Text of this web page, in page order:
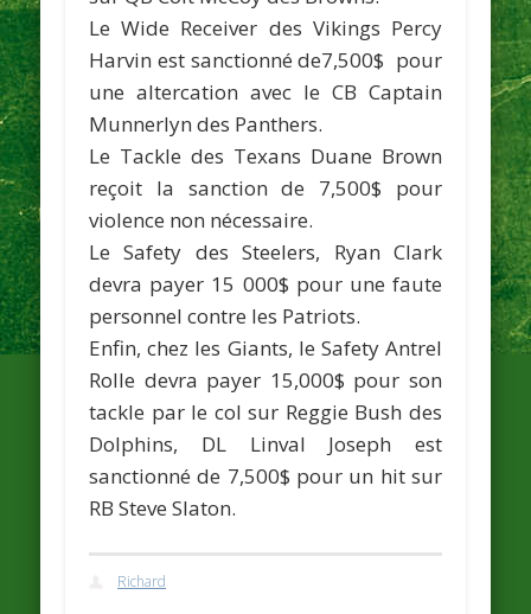
Le Wide Receiver des Vikings Percy
Harvin est sanctionné de7,500$ pour
une altercation avec le CB Captain
Munnerlyn des Panthers.
Le Tackle des Texans Duane Brown
reçoit la sanction de 7,500$ pour
violence non nécessaire.
Le Safety des Steelers, Ryan Clark
devra payer 15 000$ pour une faute
personnel contre les Patriots.
Enfin, chez les Giants, le Safety Antrel
Rolle devra payer 15,000$ pour son
tackle par le col sur Reggie Bush des
Dolphins, DL Linval Joseph est
sanctionné de 7,500$ pour un hit sur
RB Steve Slaton.
Richard